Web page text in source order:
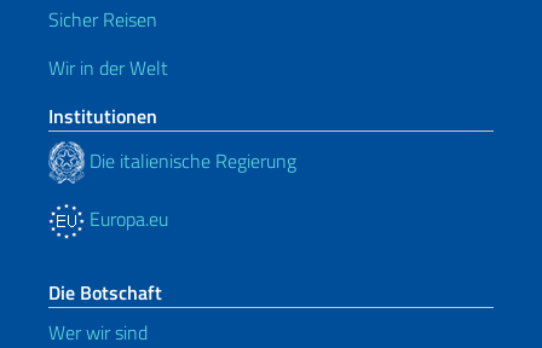
Sicher Reisen
Wir in der Welt
Institutionen
Die italienische Regierung
Europa.eu
Die Botschaft
Wer wir sind